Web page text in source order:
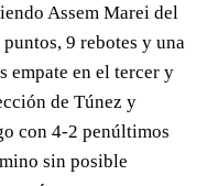
Assem Marei del
9 rebotes y una
empate en el tercer y
de Túnez y
con 4-2 penúltimos
sin posible